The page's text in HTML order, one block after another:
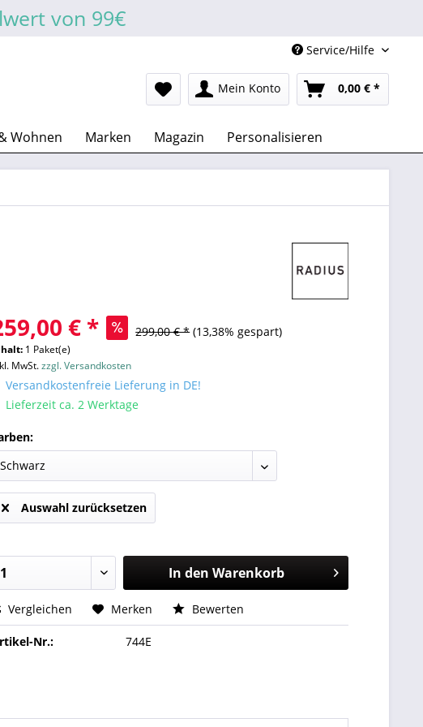
von 99€
Service/Hilfe
Mein Konto 0,00 € *
Wohnen Marken Magazin Personalisieren
€ * 299,00 € * (13,38% gespart)
1 Paket(e)
MwSt.zzgl. Versandkosten
Versandkostenfreie Lieferung in DE!
Lieferzeit ca. 2 Werktage
Auswahl zurücksetzen
In den Warenkorb
Vergleichen Merken Bewerten
Nr.: 744E